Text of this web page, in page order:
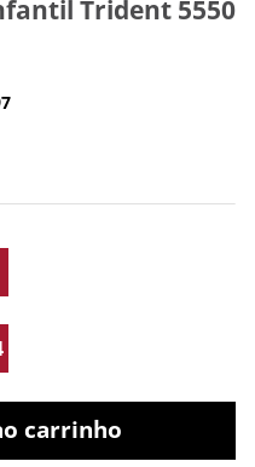
Trident 5550
carrinho